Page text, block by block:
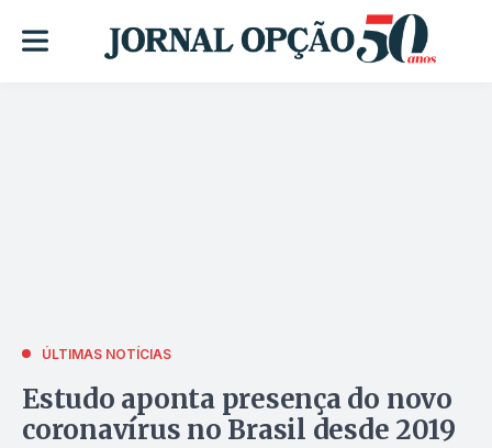
ÚLTIMAS NOTÍCIAS
Estudo aponta presença do novo
coronavírus no Brasil desde 2019